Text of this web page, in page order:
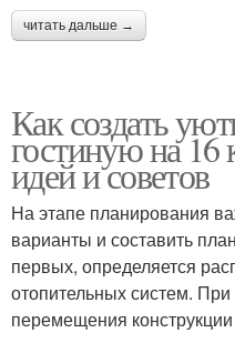
читать дальше →
Как создать
гостиную на 16
идей и советов
На этапе планирования
варианты и составить
первых, определяется
отопительных систем.
перемещения